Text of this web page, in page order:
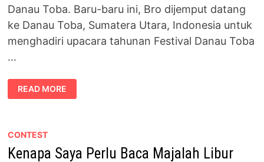
Danau Toba. Baru-baru ini, Bro dijemput datang
ke Danau Toba, Sumatera Utara, Indonesia untuk
menghadiri upacara tahunan Festival Danau Toba
…
FESTIVAL
DANAU
TOBA
READ MORE
CONTEST
Kenapa Saya Perlu Baca Majalah Libur